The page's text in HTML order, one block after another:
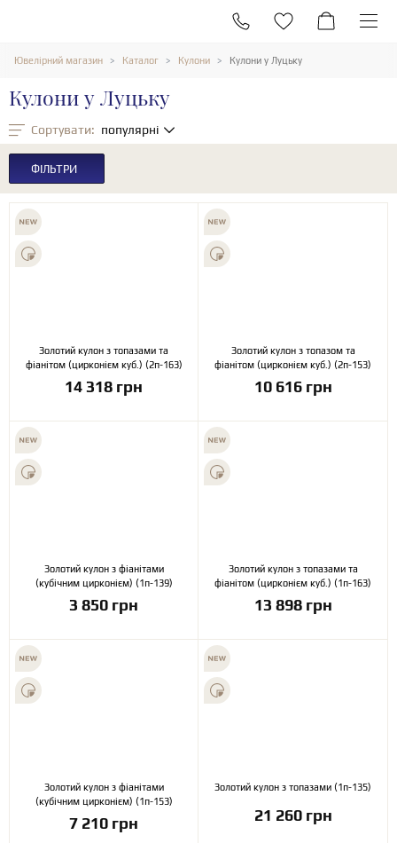
Ювелірний магазин Каталог Кулони Кулони у Луцьку
Кулони у Луцьку
Сортувати: популярні
ФІЛЬТРИ
Золотий кулон з топазами та
фіанітом (цирконієм куб.) (2п-163)
14 318 грн
Золотий кулон з топазом та
фіанітом (цирконієм куб.) (2п-153)
10 616 грн
Золотий кулон з фіанітами
(кубічним цирконієм) (1п-139)
3 850 грн
Золотий кулон з топазами та
фіанітом (цирконієм куб.) (1п-163)
13 898 грн
Золотий кулон з фіанітами
(кубічним цирконієм) (1п-153)
7 210 грн
Золотий кулон з топазами (1п-135)
21 260 грн